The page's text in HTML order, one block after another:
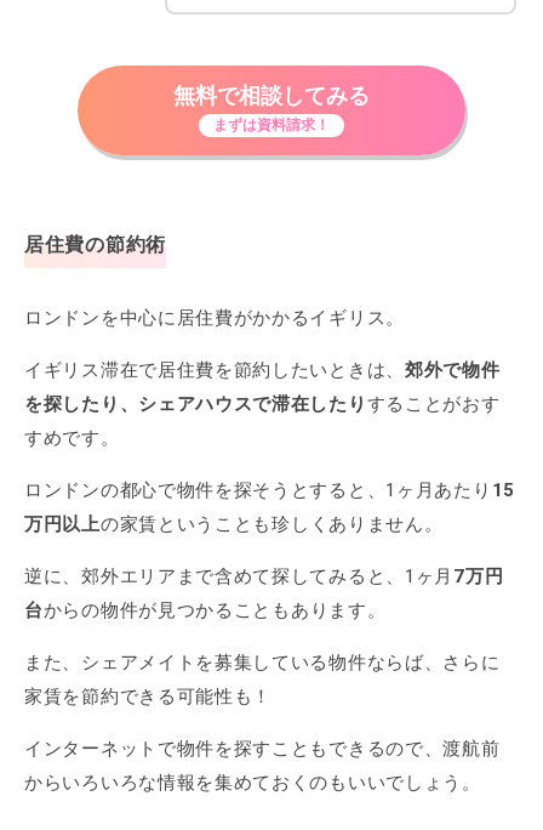
無料で相談してみる
まずは資料請求！
居住費の節約術
ロンドンを中心に居住費がかかるイギリス。
イギリス滞在で居住費を節約したいときは、 郊外で物件
を探したり、シェアハウスで滞在したり することがおす
すめです。
ロンドンの都心で物件を探そうとすると、1ヶ月あたり 15
万円以上の家賃ということも珍しくありません。
逆に、郊外エリアまで含めて探してみると、1ヶ月 7万円
台からの物件が見つかることもあります。
また、シェアメイトを募集している物件ならば、さらに
家賃を節約できる可能性も！
インターネットで物件を探すこともできるので、渡航前
からいろいろな情報を集めておくのもいいでしょう。